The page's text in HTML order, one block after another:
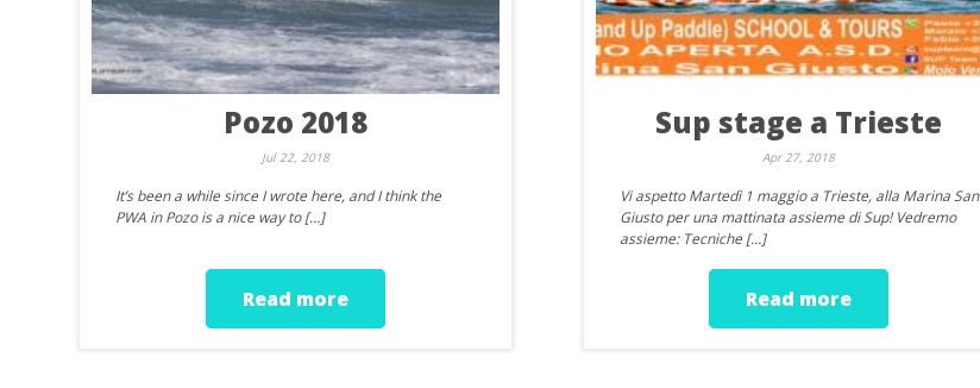
Pozo 2018
Jul 22, 2018
It’s been a while since I wrote here, and I think the
PWA in Pozo is a nice way to […]
Read more
Sup stage a Trieste
Apr 27, 2018
Vi aspetto Martedì 1 maggio a Trieste, alla Marina San
Giusto per una mattinata assieme di Sup! Vedremo
assieme: Tecniche […]
Read more